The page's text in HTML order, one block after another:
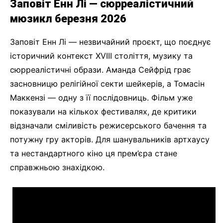
Заповіт Енн Лі — сюрреалістичний
мюзикл березня 2026
Заповіт Енн Лі — незвичайний проєкт, що поєднує
історичний контекст XVIII століття, музику та
сюрреалістичні образи. Аманда Сейфрід грає
засновницю релігійної секти шейкерів, а Томасін
Маккензі — одну з її послідовниць. Фільм уже
показували на кількох фестивалях, де критики
відзначали сміливість режисерського бачення та
потужну гру акторів. Для шанувальників артхаусу
та нестандартного кіно ця прем’єра стане
справжньою знахідкою.